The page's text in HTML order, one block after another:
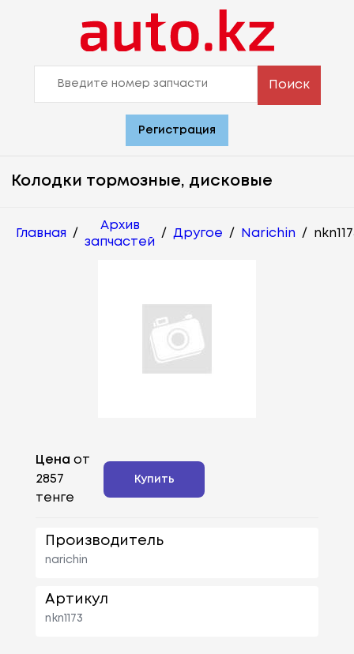
Поиск
Регистрация
Колодки тормозные, дисковые
Главная /
Архив
запчастей
/ Другое / Narichin /
Цена от
2857
тенге
Купить
Производитель
narichin
Артикул
nkn1173